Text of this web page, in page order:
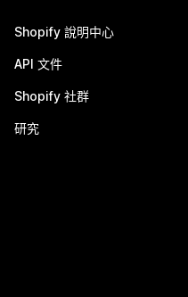
Shopify 說明中心
API 文件
Shopify 社群
研究